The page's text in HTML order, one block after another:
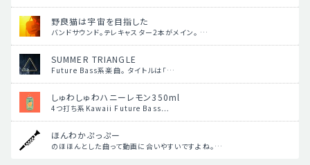
野良猫は宇宙を目指した
バンドサウンド。テレキャスター2本がメイン。 …
SUMMER TRIANGLE
Future Bass系楽曲。 タイトルは「…
しゅわしゅわハニーレモン350ml
4つ打ち系Kawaii Future Bass…
ほんわかぷっぷー
のほほんとした曲って動画に合いやすいですよね。…